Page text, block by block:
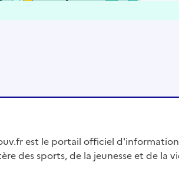
est le portail officiel
des sports, de la jeunesse et de la